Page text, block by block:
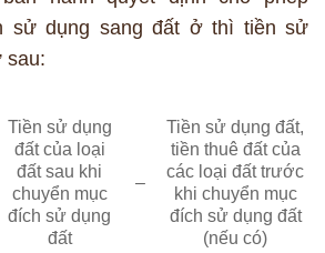
sử dụng sang đất ở thì tiền sử
sau:
Tiền sử dụng
đất của loại
đất sau khi
chuyển mục
đích sử dụng
đất
–
Tiền sử dụng đất,
tiền thuê đất của
các loại đất trước
khi chuyển mục
đích sử dụng đất
(nếu có)